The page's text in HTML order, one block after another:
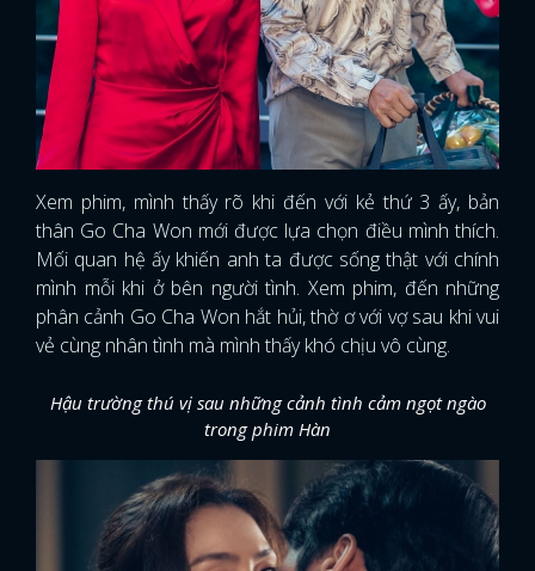
Xem phim, mình thấy rõ khi đến với kẻ thứ 3 ấy, bản
thân Go Cha Won mới được lựa chọn điều mình thích.
Mối quan hệ ấy khiến anh ta được sống thật với chính
mình mỗi khi ở bên người tình. Xem phim, đến những
phân cảnh Go Cha Won hắt hủi, thờ ơ với vợ sau khi vui
vẻ cùng nhân tình mà mình thấy khó chịu vô cùng.
Hậu trường thú vị sau những cảnh tình cảm ngọt ngào
trong phim Hàn